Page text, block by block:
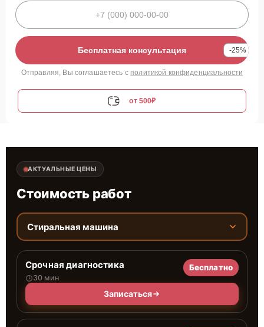
Бесплатная консультация -25%
Отправляя, Вы соглашаетесь с политикой конфиденциальности
от 500₽
АКТУАЛЬНЫЕ ЦЕНЫ
Стоимость работ
Стиральная машина
Срочная диагностика
30 мин
Бесплатно
Записаться